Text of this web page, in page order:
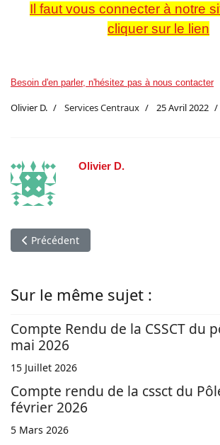
Il faut vous connecter à notre
cliquer sur le lien
Besoin d'en parler, n'hésitez pas à nous contacter
Olivier D. Services Centraux 25 Avril 2022
Olivier D.
Article précédent : Statistiques
Précédent
Sur le même sujet :
Compte Rendu de la CSSCT du
mai 2026
15 Juillet 2026
Compte rendu de la cssct du
février 2026
5 Mars 2026